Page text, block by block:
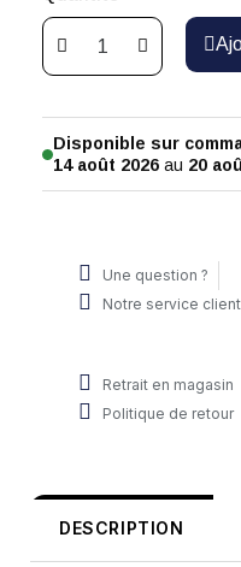
Disponible sur
14 août 2026 au 20
Une question ?
Notre service
Retrait en magasin
Politique de retour
DESCRIPTION